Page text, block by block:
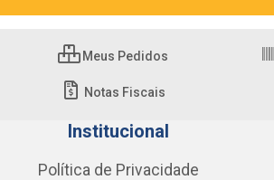
Meus Pedidos
Notas Fiscais
Institucional
Política de Privacidade